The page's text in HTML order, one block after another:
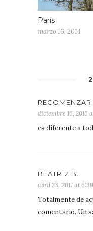
París
marzo 16, 2014
RECOMENZAR
diciembre 16, 2016
es diferente a
BEATRIZ B.
abril 23, 2017 at
Totalmente de
comentario. Un